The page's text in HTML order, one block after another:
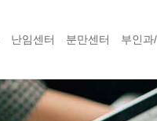
난임센터 분만센터 부인과